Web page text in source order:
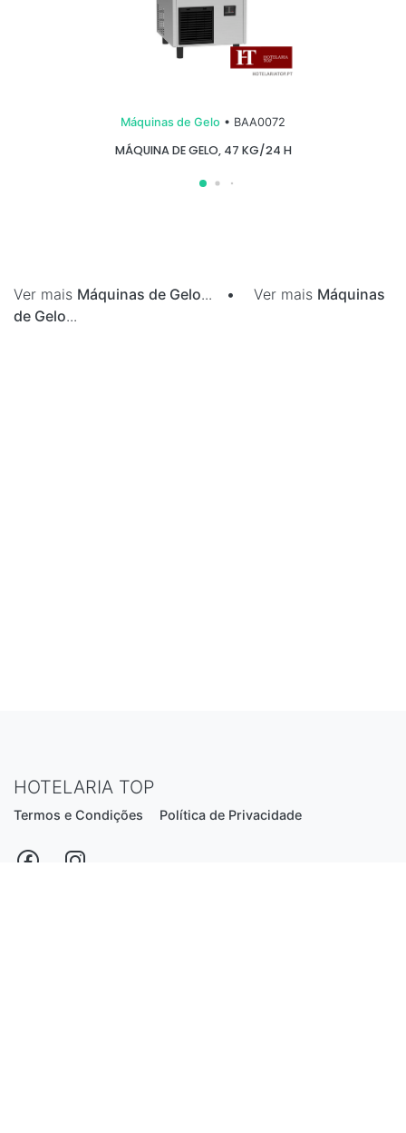
Máquinas de Gelo • BAA0072
MÁQUINA DE GELO, 47 KG/24 H
Ver mais Máquinas de Gelo... • Ver mais Máquinas
de Gelo...
HOTELARIA TOP
Termos e Condições Política de Privacidade